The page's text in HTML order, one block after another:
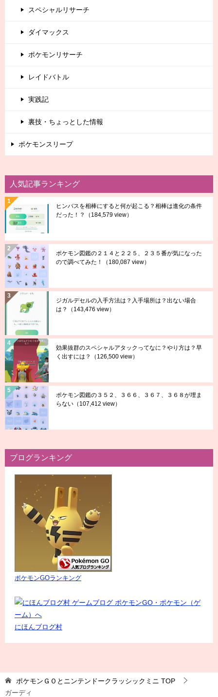
スペシャルリサーチ
ダイマックス
ポケモンリサーチ
レイドバトル
実践記
裏技・ちょっとした情報
ポケモンスリープ
人気記事ランキング
ヒンバスを相棒にすると何が起こる？相棒は進化の条件
だった！？
（184,579 view）
ポケモン図鑑の２１４と２２５、２３５番が気になった
ので調べてみた！
（180,087 view）
ジガルデセルの入手方法は？入手場所は？出ない場合
は？
（143,476 view）
効果抜群のスペシャルアタックってなに？やり方は？早
く出すには？
（126,500 view）
ポケモン図鑑の３５２、３６６、３６７、３６８が埋ま
らない （107,412 view）
ブログランキング
ポケモンGOランキング
にほんブログ村
ポケモンＧＯとニンテンドークラッシックミニ TOP
ガーディ